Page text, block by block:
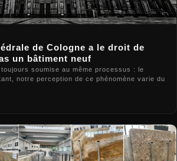
de Cologne a le droit de
un bâtiment neuf
soumise au même processus : le
notre perception de ce phénomène varie du